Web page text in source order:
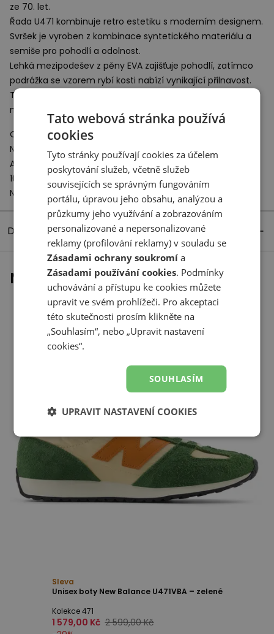
ze 70. let.
Řada U471 kombinuje retro estetiku s moderním designem.
Svršek je vyroben z kombinace syntetického materiálu a
semiše pro pohodlí a odolnost.
Lehká mezipodešev z pěny EVA zajišťuje pohodlí, zatímco
podrážka se vzorem rybí kosti nabízí vynikající přilnavost.
Tenisky New Balance řady U471 jsou jednoduchou, ale
moderní lifestylovou obuví.
Odpovědný subjekt:
New Balance Europe BV
A-Factorij, Pilotenstraat 35 – 45
1059 CH Amsterdam
Netherlands
Detaily produktu
Naposledy prohlížené
Sleva
Unisex boty New Balance U471VBA – zelené
Kolekce 471
1 579,00 Kč 2 599,00 Kč
Tato webová stránka používá
cookies
Tyto stránky používají cookies za účelem
poskytování služeb, včetně služeb
souvisejících se správným fungováním
portálu, úpravou jeho obsahu, analýzou a
průzkumy jeho využívání a zobrazováním
personalizované a nepersonalizované
reklamy (profilování reklamy) v souladu se
Zásadami ochrany soukromí a
Zásadami používání cookies. Podmínky
uchovávání a přístupu ke cookies můžete
upravit ve svém prohlížeči. Pro akceptaci
této skutečnosti prosím klikněte na
„Souhlasím“, nebo „Upravit nastavení
cookies“.
SOUHLASÍM
UPRAVIT NASTAVENÍ COOKIES